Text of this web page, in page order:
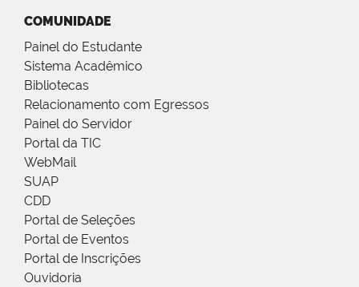
COMUNIDADE
Painel do Estudante
Sistema Acadêmico
Bibliotecas
Relacionamento com Egressos
Painel do Servidor
Portal da TIC
WebMail
SUAP
CDD
Portal de Seleções
Portal de Eventos
Portal de Inscrições
Ouvidoria